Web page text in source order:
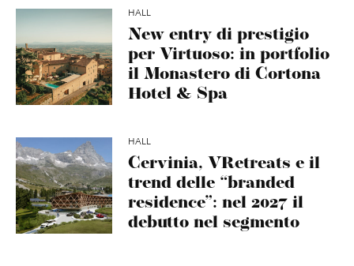
HALL
New entry di prestigio
per Virtuoso: in portfolio
il Monastero di Cortona
Hotel & Spa
HALL
Cervinia, VRetreats e il
trend delle “branded
residence”: nel 2027 il
debutto nel segmento